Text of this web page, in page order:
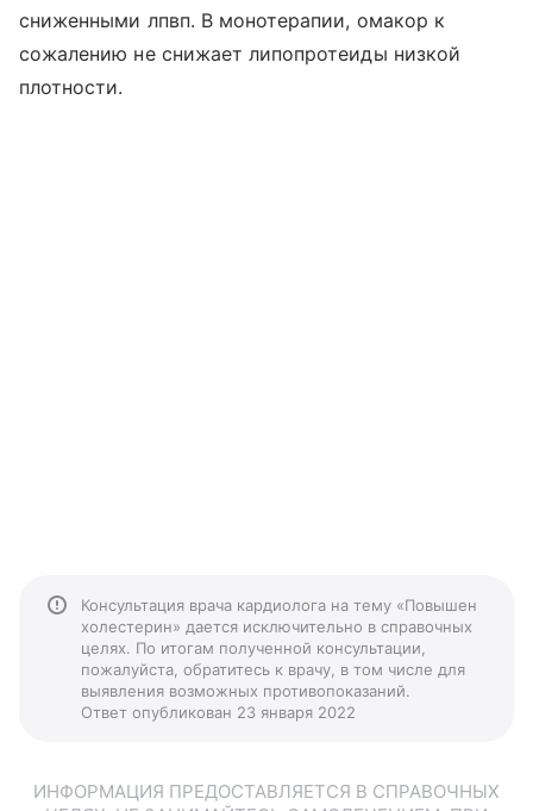
сниженными лпвп. В монотерапии, омакор к
сожалению не снижает липопротеиды низкой
плотности.
Консультация врача кардиолога на тему «Повышен
холестерин» дается исключительно в справочных
целях. По итогам полученной консультации,
пожалуйста, обратитесь к врачу, в том числе для
выявления возможных противопоказаний.
Ответ опубликован 23 января 2022
ИНФОРМАЦИЯ ПРЕДОСТАВЛЯЕТСЯ В СПРАВОЧНЫХ